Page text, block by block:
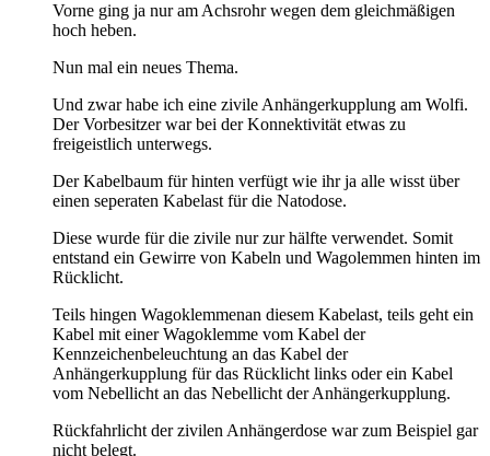
Vorne ging ja nur am Achsrohr wegen dem gleichmäßigen
hoch heben.
Nun mal ein neues Thema.
Und zwar habe ich eine zivile Anhängerkupplung am Wolfi.
Der Vorbesitzer war bei der Konnektivität etwas zu
freigeistlich unterwegs.
Der Kabelbaum für hinten verfügt wie ihr ja alle wisst über
einen seperaten Kabelast für die Natodose.
Diese wurde für die zivile nur zur hälfte verwendet. Somit
entstand ein Gewirre von Kabeln und Wagolemmen hinten im
Rücklicht.
Teils hingen Wagoklemmenan diesem Kabelast, teils geht ein
Kabel mit einer Wagoklemme vom Kabel der
Kennzeichenbeleuchtung an das Kabel der
Anhängerkupplung für das Rücklicht links oder ein Kabel
vom Nebellicht an das Nebellicht der Anhängerkupplung.
Rückfahrlicht der zivilen Anhängerdose war zum Beispiel gar
nicht belegt.